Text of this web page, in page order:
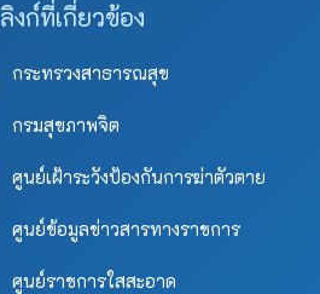
ลิงก์ที่เกี่ยวข้อง
กระทรวงสาธารณสุข
กรมสุขภาพจิต
ศูนย์เฝ้าระวังป้องกันการฆ่าตัวตาย
ศูนย์ข้อมูลข่าวสารทางราชการ
ศูนย์ราชการใสสะอาด